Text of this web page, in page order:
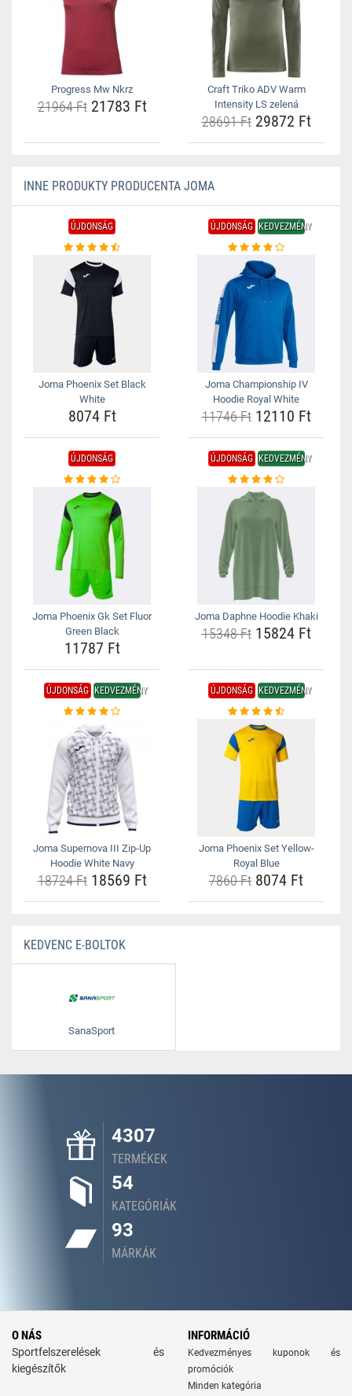
Progress Mw Nkrz
21964 Ft21783 Ft
Craft Triko ADV Warm
Intensity LS zelená
28691 Ft29872 Ft
INNE PRODUKTY PRODUCENTA JOMA
ÚJDONSÁG
Joma Phoenix Set Black
White
8074 Ft
ÚJDONSÁG KEDVEZMÉNY
Joma Championship IV
Hoodie Royal White
11746 Ft12110 Ft
ÚJDONSÁG
Joma Phoenix Gk Set Fluor
Green Black
11787 Ft
ÚJDONSÁG KEDVEZMÉNY
Joma Daphne Hoodie Khaki
15348 Ft15824 Ft
ÚJDONSÁG KEDVEZMÉNY
Joma Supernova III Zip-Up
Hoodie White Navy
18724 Ft18569 Ft
ÚJDONSÁG KEDVEZMÉNY
Joma Phoenix Set Yellow-
Royal Blue
7860 Ft 8074 Ft
KEDVENC E-BOLTOK
SanaSport
4307
TERMÉKEK
54
KATEGÓRIÁK
93
MÁRKÁK
O NÁS
Sportfelszerelések és
kiegészítők
INFORMÁCIÓ
Kedvezményes kuponok és
promóciók
Minden kategória